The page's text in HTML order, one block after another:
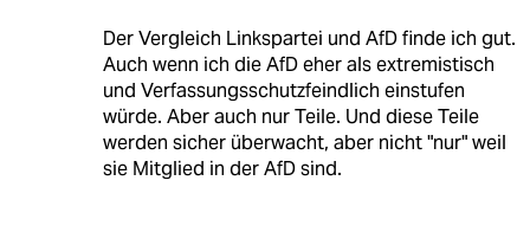
Der Vergleich Linkspartei und AfD finde ich gut.
Auch wenn ich die AfD eher als extremistisch
und Verfassungsschutzfeindlich einstufen
würde. Aber auch nur Teile. Und diese Teile
werden sicher überwacht, aber nicht "nur" weil
sie Mitglied in der AfD sind.